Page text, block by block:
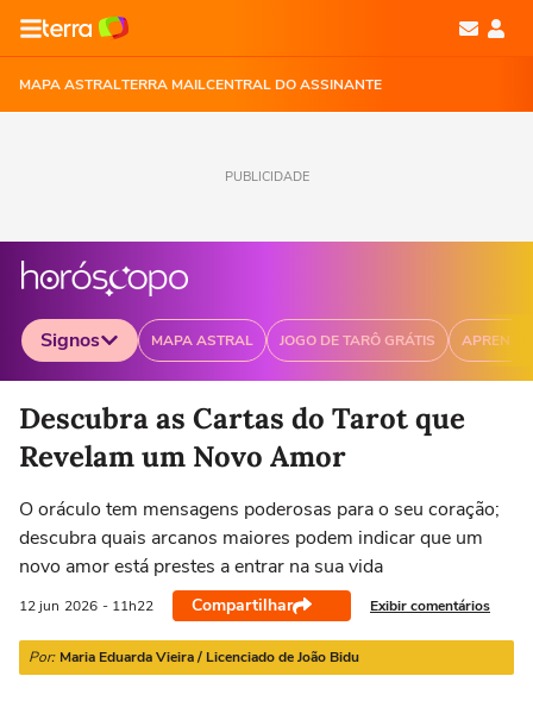
MAPA ASTRALTERRA MAILCENTRAL DO ASSINANTE
PUBLICIDADE
Signos MAPA ASTRAL JOGO DE TARÔ GRÁTIS
Selecione o signo para ver as notícias
Áries
21/03 a 20/04
Touro
21/04 a 20/05
Gêmeos
21/05 a 20/06
Câncer
21/06 a 21/07
Descubra as Cartas do Tarot que
Revelam um Novo Amor
O oráculo tem mensagens poderosas para o seu coração;
descubra quais arcanos maiores podem indicar que um
novo amor está prestes a entrar na sua vida
12 jun 2026 - 11h22 Compartilhar Exibir comentários
Por: Maria Eduarda Vieira / Licenciado de João Bidu